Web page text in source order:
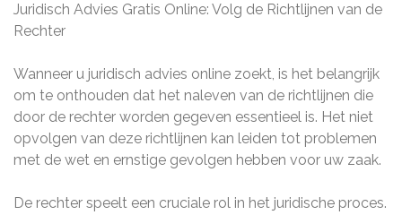
Juridisch Advies Gratis Online: Volg de Richtlijnen van de
Rechter
Wanneer u juridisch advies online zoekt, is het belangrijk
om te onthouden dat het naleven van de richtlijnen die
door de rechter worden gegeven essentieel is. Het niet
opvolgen van deze richtlijnen kan leiden tot problemen
met de wet en ernstige gevolgen hebben voor uw zaak.
De rechter speelt een cruciale rol in het juridische proces.